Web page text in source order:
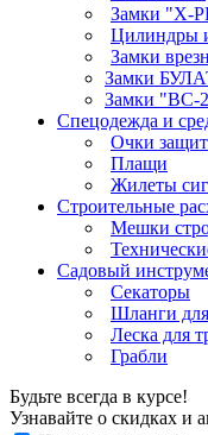
Замки "X-
Цилиндры
Замки
Замки
Замки "ВС-
Спецодежда и
Очки
Плащи
Жилеты
Строительные
Мешки
Садовый
Секаторы
Шланги
Леска для
Грабли
Будьте всегда в курсе!
Узнавайте о скидках и